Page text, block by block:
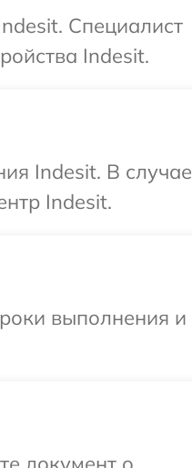
Специалист
Indesit.
Indesit. В случае
Indesit.
выполнения и